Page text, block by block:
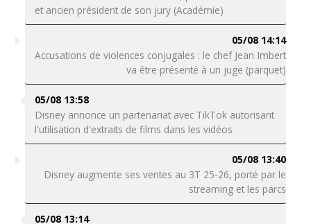
et ancien président de son jury (Académie)
05/08 14:14
Accusations de violences conjugales : le chef Jean Imbert
va être présenté à un juge (parquet)
05/08 13:58
Disney annonce un partenariat avec TikTok autorisant
l'utilisation d'extraits de films dans les vidéos
05/08 13:40
Disney augmente ses ventes au 3T 25-26, porté par le
streaming et les parcs
05/08 13:14